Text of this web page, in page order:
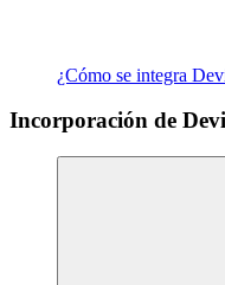
¿Cómo se integra
Incorporación de